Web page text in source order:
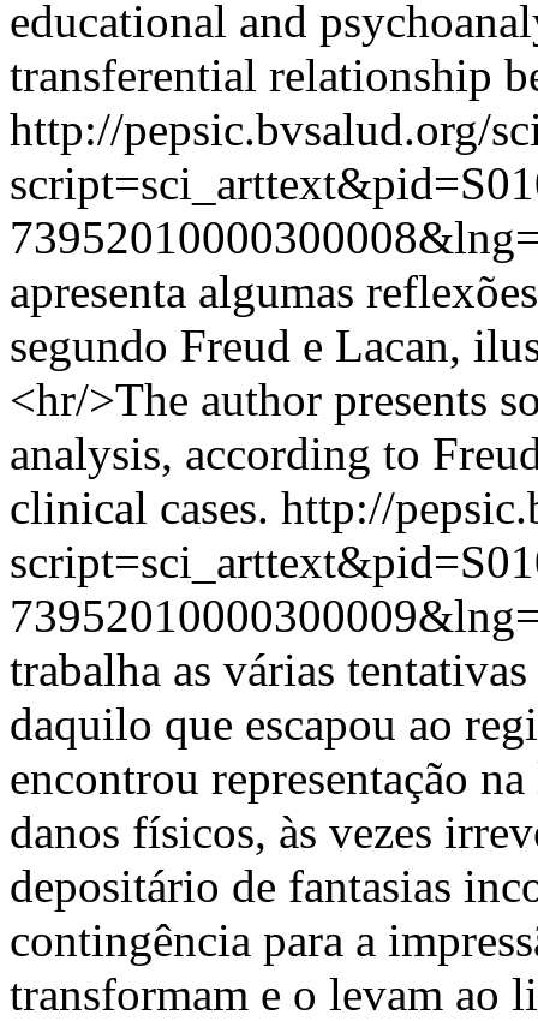
educational and
transferential relationship
http://pepsic.bvsalud.org/
apresenta algumas
segundo Freud e Lacan,
<hr/>The author presents
analysis, according to
clinical cases. http://
trabalha as várias
daquilo que escapou ao
encontrou representação
danos físicos, às vezes
depositário de fantasias
contingência para a
transformam e o levam ao